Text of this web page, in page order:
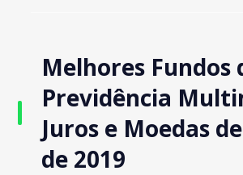
Melhores Fundos
Previdência
Juros e Moedas
de 2019